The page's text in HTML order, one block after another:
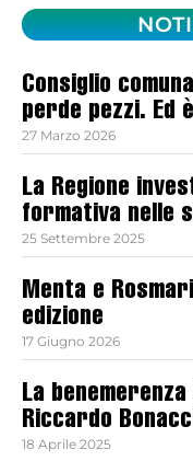
Consiglio
perde pezzi. Ed
27 Marzo 2026
La Regione
formativa nelle
25 Settembre 2025
Menta e
edizione
17 Giugno 2026
La
Riccardo
18 Aprile 2025